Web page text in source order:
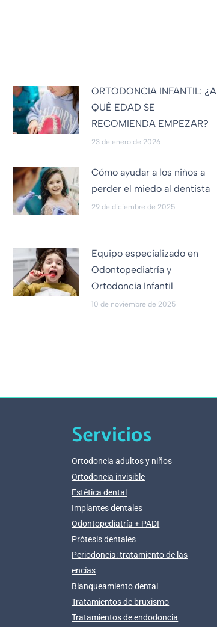
ORTODONCIA INFANTIL: ¿A
QUÉ EDAD SE
RECOMIENDA EMPEZAR?
23 de enero de 2026
Cómo ayudar a los niños a
perder el miedo al dentista
29 de diciembre de 2025
Equipo especializado en
Odontopediatría y
Ortodoncia Infantil
10 de noviembre de 2025
Servicios
Ortodoncia adultos y niños
Ortodoncia invisible
Estética dental
Implantes dentales
Odontopediatría + PADI
Prótesis dentales
Periodoncia: tratamiento de las
encías
Blanqueamiento dental
Tratamientos de bruxismo
Tratamientos de endodoncia